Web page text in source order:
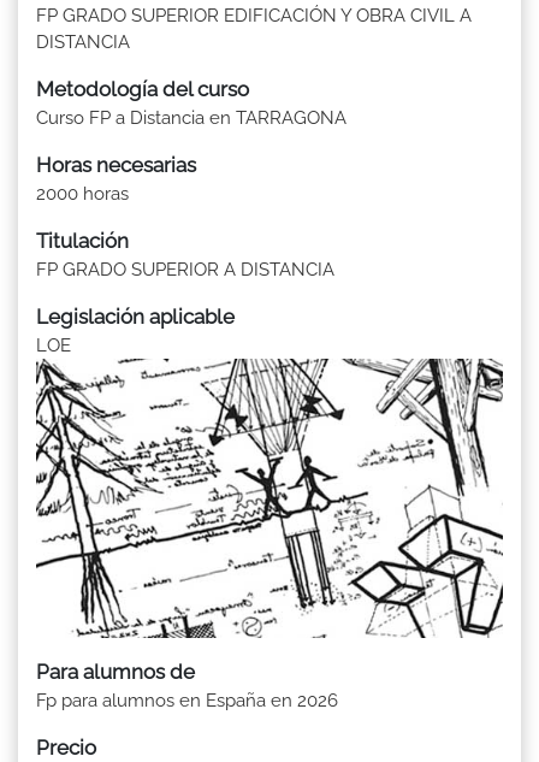
FP GRADO SUPERIOR EDIFICACIÓN Y OBRA CIVIL A
DISTANCIA
Metodología del curso
Curso FP a Distancia en TARRAGONA
Horas necesarias
2000 horas
Titulación
FP GRADO SUPERIOR A DISTANCIA
Legislación aplicable
LOE
Para alumnos de
Fp para alumnos en España en 2026
Precio